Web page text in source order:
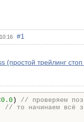
#1
(простой трейлинг стоп
0.0 ) // проверяем
// то начинаем всё